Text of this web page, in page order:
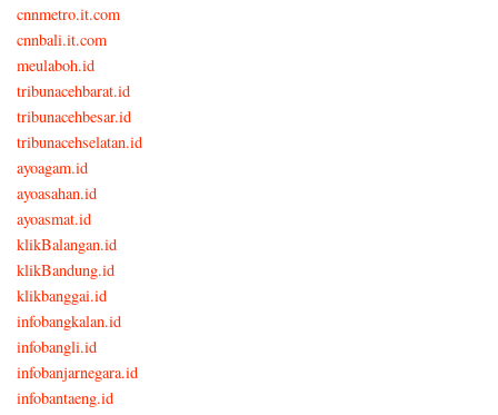
cnnmetro.it.com
cnnbali.it.com
meulaboh.id
tribunacehbarat.id
tribunacehbesar.id
tribunacehselatan.id
ayoagam.id
ayoasahan.id
ayoasmat.id
klikBalangan.id
klikBandung.id
klikbanggai.id
infobangkalan.id
infobangli.id
infobanjarnegara.id
infobantaeng.id